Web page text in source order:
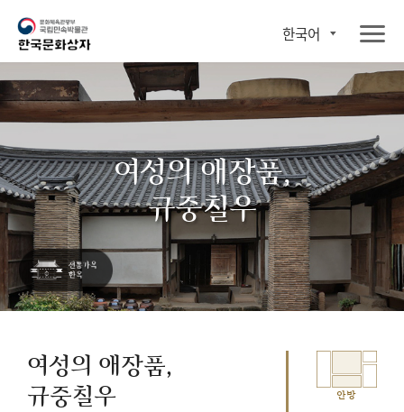
한국어
여성의 애장품,
규중칠우
여성의 애장품,
규중칠우
안방